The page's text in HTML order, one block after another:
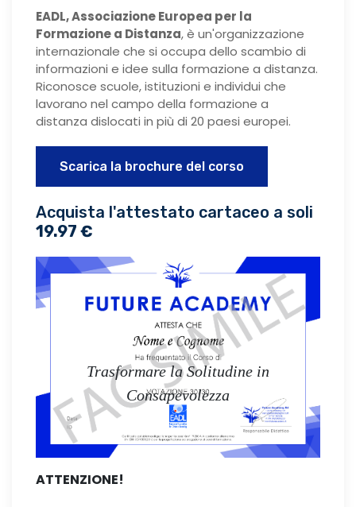
EADL, Associazione Europea per la
Formazione a Distanza, è un'organizzazione
internazionale che si occupa dello scambio di
informazioni e idee sulla formazione a distanza.
Riconosce scuole, istituzioni e individui che
lavorano nel campo della formazione a
distanza dislocati in più di 20 paesi europei.
Scarica la brochure del corso
Acquista l'attestato cartaceo a soli
19.97 €
Trasformare la Solitudine in
Consapevolezza
ATTENZIONE!